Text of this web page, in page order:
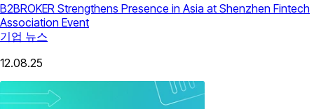
B2BROKER Strengthens Presence in Asia at Shenzhen Fintech
Association Event
기업 뉴스
12.08.25